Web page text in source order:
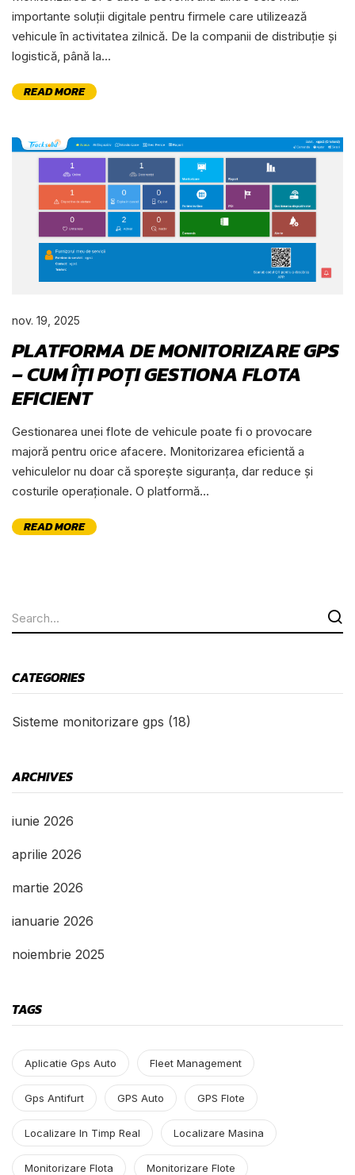
importante soluții digitale pentru firmele care utilizează
vehicule în activitatea zilnică. De la companii de distribuție și
logistică, până la...
READ MORE
nov. 19, 2025
PLATFORMA DE MONITORIZARE GPS
– CUM ÎȚI POȚI GESTIONA FLOTA
EFICIENT
Gestionarea unei flote de vehicule poate fi o provocare
majoră pentru orice afacere. Monitorizarea eficientă a
vehiculelor nu doar că sporește siguranța, dar reduce și
costurile operaționale. O platformă...
READ MORE
CATEGORIES
Sisteme monitorizare gps (18)
ARCHIVES
iunie 2026
aprilie 2026
martie 2026
ianuarie 2026
noiembrie 2025
TAGS
Aplicatie Gps Auto Fleet Management
Gps Antifurt GPS Auto GPS Flote
Localizare In Timp Real Localizare Masina
Monitorizare Flota Monitorizare Flote